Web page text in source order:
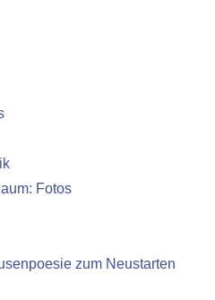
Fotos
zum Neustarten